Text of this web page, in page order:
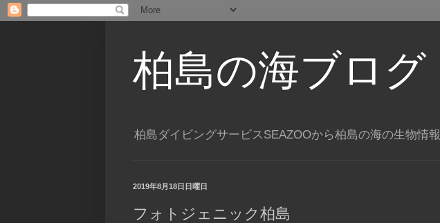
柏島の海ブログ
柏島ダイビングサービスSEAZOOから柏島の海の生物情報
2019年8月18日日曜日
フォトジェニック柏島